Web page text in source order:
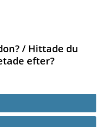
/ Hittade du
efter?